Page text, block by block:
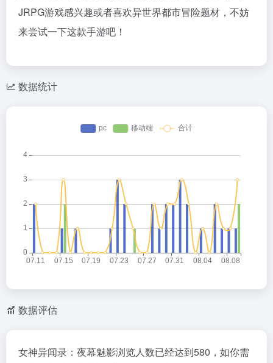
JRPG游戏感兴趣或者喜欢异世界都市冒险题材，不妨
来尝试一下这款手游吧！
数据统计
数据评估
女神异闻录：夜幕魅影浏览人数已经达到580，如你需